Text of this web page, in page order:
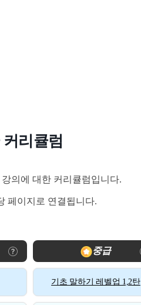
리큘럼
의에 대한 커리큘럼입니다.
페이지로 연결됩니다.
중급
기초 말하기 레벨업 1,2탄